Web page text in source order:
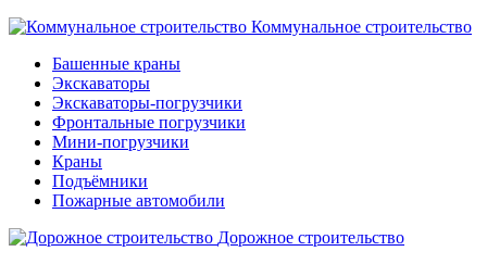
Коммунальное строительство
Башенные краны
Экскаваторы
Экскаваторы-погрузчики
Фронтальные погрузчики
Мини-погрузчики
Краны
Подъёмники
Пожарные автомобили
Дорожное строительство